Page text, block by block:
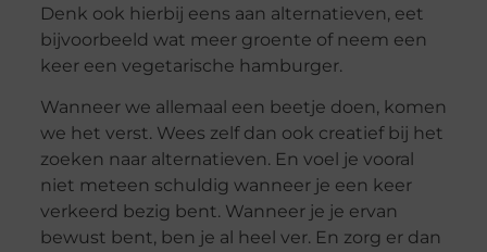
Denk ook hierbij eens aan alternatieven, eet
bijvoorbeeld wat meer groente of neem een
keer een vegetarische hamburger.
Wanneer we allemaal een beetje doen, komen
we het verst. Wees zelf dan ook creatief bij het
zoeken naar alternatieven. En voel je vooral
niet meteen schuldig wanneer je een keer
verkeerd bezig bent. Wanneer je je ervan
bewust bent, ben je al heel ver. En zorg er dan